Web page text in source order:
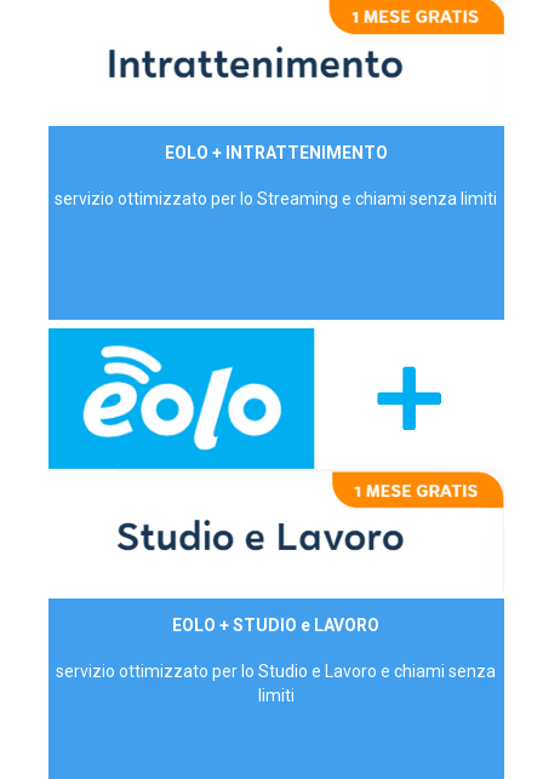
EOLO + INTRATTENIMENTO
servizio ottimizzato per lo Streaming e chiami senza limiti
EOLO + STUDIO e LAVORO
servizio ottimizzato per lo Studio e Lavoro e chiami senza
limiti